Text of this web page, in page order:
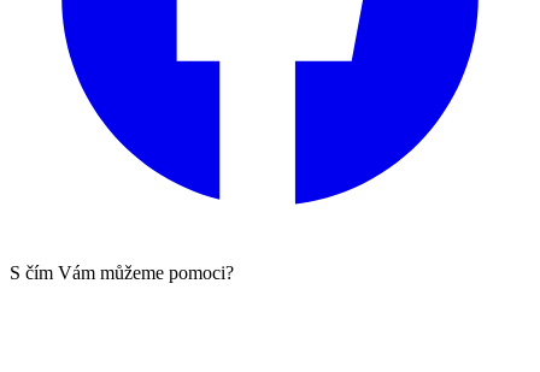
S čím Vám můžeme pomoci?